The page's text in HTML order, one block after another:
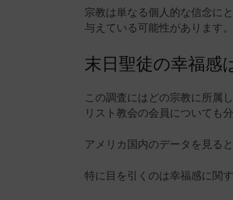
宗教は単なる個人的な信念に
与えている可能性があります。
末日聖徒の幸福感
この調査にはどの宗教に所属
リスト教会の会員についても
アメリカ国内のデータを見る
特に目を引くのは幸福感に関